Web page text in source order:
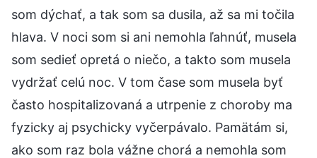
som dýchať, a tak som sa dusila, až sa mi točila
hlava. V noci som si ani nemohla ľahnúť, musela
som sedieť opretá o niečo, a takto som musela
vydržať celú noc. V tom čase som musela byť
často hospitalizovaná a utrpenie z choroby ma
fyzicky aj psychicky vyčerpávalo. Pamätám si,
ako som raz bola vážne chorá a nemohla som